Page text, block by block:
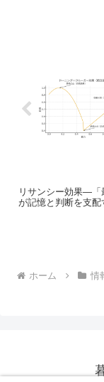
リサンシー効果―「
が記憶と判断を支配
ホーム 情